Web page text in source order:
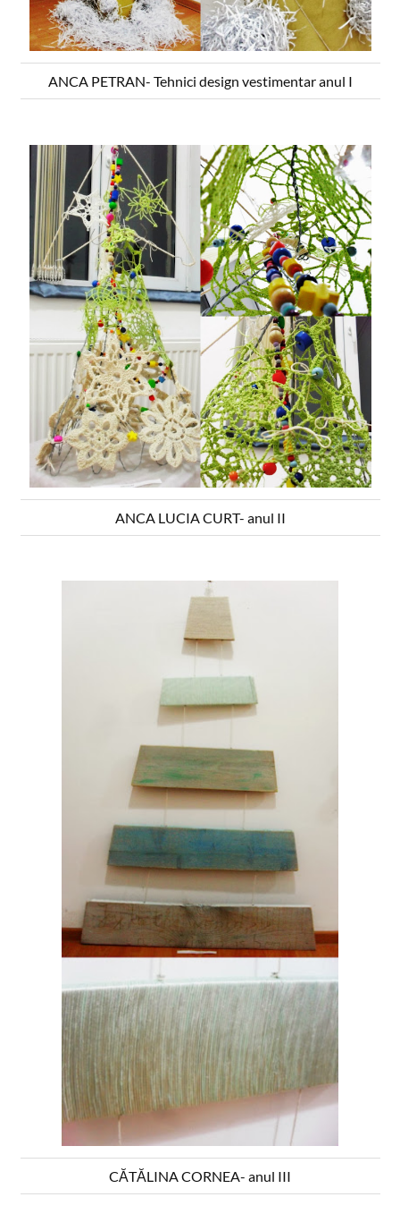
ANCA PETRAN- Tehnici design vestimentar anul I
ANCA LUCIA CURT- anul II
CĂTĂLINA CORNEA- anul III